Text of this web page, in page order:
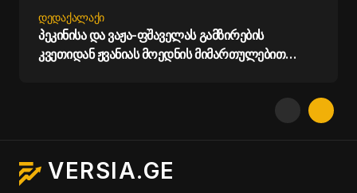
ᲓᲔᲓᲐᲥᲐᲚᲐᲥᲘ
პეკინისა და ვაჟა-ფშაველას გამზირების
კვეთიდან ჟვანიას მოედნის მიმართულებით
VERSIA.GE